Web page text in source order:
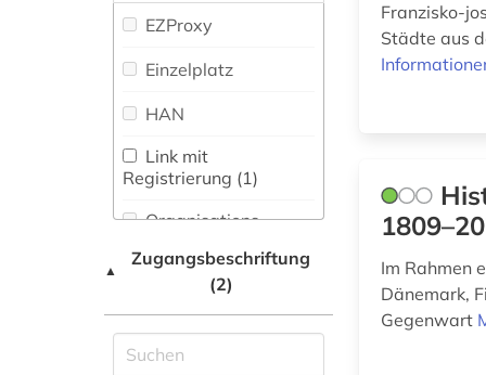
dag solstad (1)
dialekt (1)
drittes reich (1)
dänemark (7)
dänisch (1)
dønna (1)
enebakk (1)
englisch (1)
Zeitungs-,
Zeitschriftenbibliographie
(1
EZProxy
Einzelplatz
HAN
Link mit
Registrierung (1)
Organisations-
Shibboleth
Zugriff vor Ort
▲
Zugangsbeschriftung
(2)
Franzisko-
Städte aus
Im Rahmen
Dänemark,
Gegenwart